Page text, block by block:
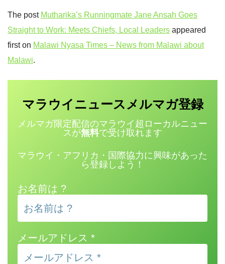
The post Mutharika’s Runningmate Jane Ansah Goes
Straight to Work: Meets Chiefs, Local Leaders appeared
first on Malawi Nyasa Times – News from Malawi about
Malawi.
マラウイニュース メルマガ登録
メルマガ限定配信のマラウイ超ローカルニュー
スが無料で受け取れます
マラウイ・アフリカ・国際協力に興味があった
ら登録しよう！
お名前は ?
メールアドレス *